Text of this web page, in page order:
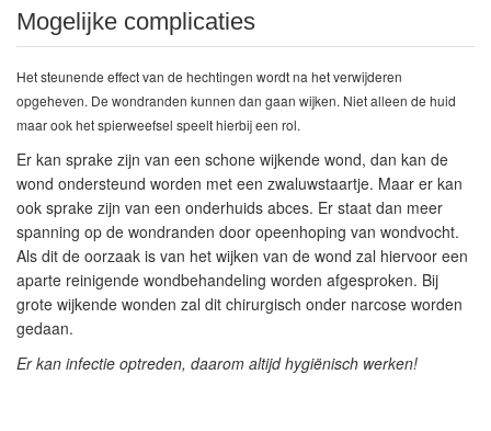
Mogelijke complicaties
Het steunende effect van de hechtingen wordt na het verwijderen
opgeheven. De wondranden kunnen dan gaan wijken. Niet alleen de huid
maar ook het spierweefsel speelt hierbij een rol.
Er kan sprake zijn van een schone wijkende wond, dan kan de
wond ondersteund worden met een zwaluwstaartje. Maar er kan
ook sprake zijn van een onderhuids abces. Er staat dan meer
spanning op de wondranden door opeenhoping van wondvocht.
Als dit de oorzaak is van het wijken van de wond zal hiervoor een
aparte reinigende wondbehandeling worden afgesproken. Bij
grote wijkende wonden zal dit chirurgisch onder narcose worden
gedaan.
Er kan infectie optreden, daarom altijd hygiënisch werken!